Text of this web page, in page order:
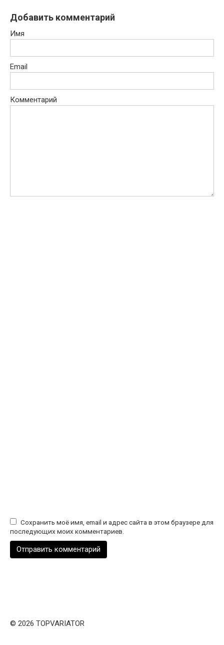
Добавить комментарий
Имя
Email
Комментарий
Сохранить моё имя, email и адрес сайта в этом браузере для
последующих моих комментариев.
© 2026 TOPVARIATOR